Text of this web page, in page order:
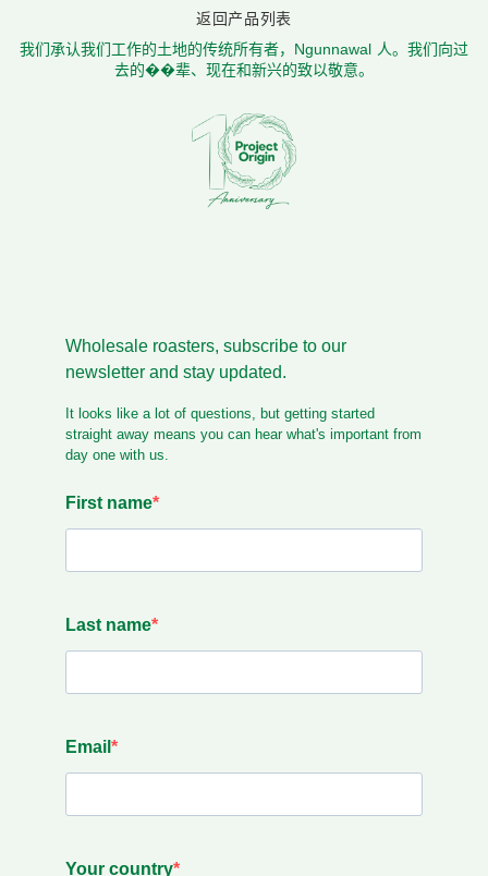
返回产品列表
我们承认我们工作的土地的传统所有者，Ngunnawal 人。我们向过
去的��辈、现在和新兴的致以敬意。